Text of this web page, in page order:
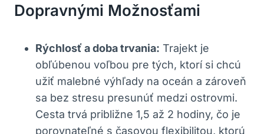
Dopravnými Možnosťami
Rýchlosť a doba trvania: Trajekt je
obľúbenou voľbou pre tých, ktorí si chcú
užiť malebné výhľady na oceán a zároveň
sa bez stresu presunúť medzi ostrovmi.
Cesta trvá približne 1,5 až 2 hodiny, čo je
porovnateľné s časovou flexibilitou, ktorú